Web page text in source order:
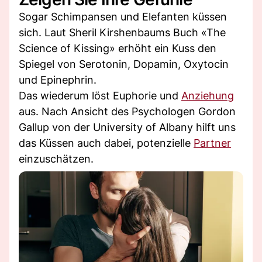
Sogar Schimpansen und Elefanten küssen
sich. Laut Sheril Kirshenbaums Buch «The
Science of Kissing» erhöht ein Kuss den
Spiegel von Serotonin, Dopamin, Oxytocin
und Epinephrin.
Das wiederum löst Euphorie und Anziehung
aus. Nach Ansicht des Psychologen Gordon
Gallup von der University of Albany hilft uns
das Küssen auch dabei, potenzielle Partner
einzuschätzen.